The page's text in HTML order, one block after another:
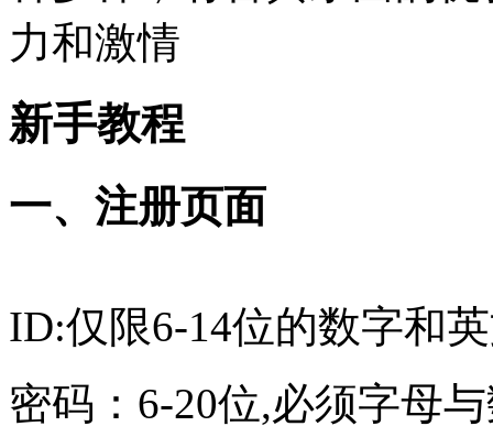
力和激情
新手教程
一、注册页面
ID:仅限6-14位的数字和
密码：6-20位,必须字母